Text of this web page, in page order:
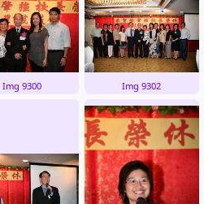
Img 9300 Img 9302